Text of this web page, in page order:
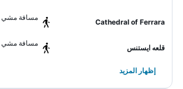
Cathedral of Ferrara
مسافة مشي إلى 7 من
قلعه ايستنس
مسافة مشي إلى 11 من
إظهار المزيد